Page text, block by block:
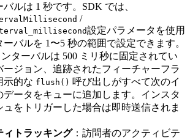
バルは 1 秒です。SDK では、
/
設定パラメータを使用
ーバルを 1〜5 秒の範囲で設定できます。
ンターバルは 500 ミリ秒に固定されてい
ージョン、追跡されたフィーチャーフラ
示的な flush() 呼び出しがすべて次のイ
データをキューに追加します。インスタ
ュをトリガーした場合は即時送信されま
ィトラッキング：訪問者のアクティビテ